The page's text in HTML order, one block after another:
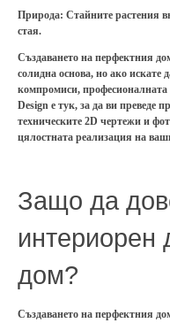
Природа: Стайните растения
стая.
Създаването на перфектния
солидна основа, но ако искате
компромиси,
Design е тук, за да ви преведе
техническите 2D чертежи и
цялостната реализация на
Защо да
интериорен
дом?
Създаването на перфектния